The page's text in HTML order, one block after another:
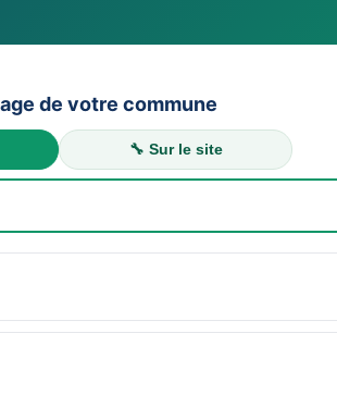
de votre commune
🔧 Sur le site